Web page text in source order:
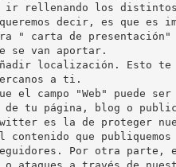
los distintos
decir, es que es
" carta de presentación"
se van aportar.
localización. Esto
a ti.
el campo "Web" puede ser
tu página, blog o
es la de proteger
contenido que
Por otra
ataques a través de